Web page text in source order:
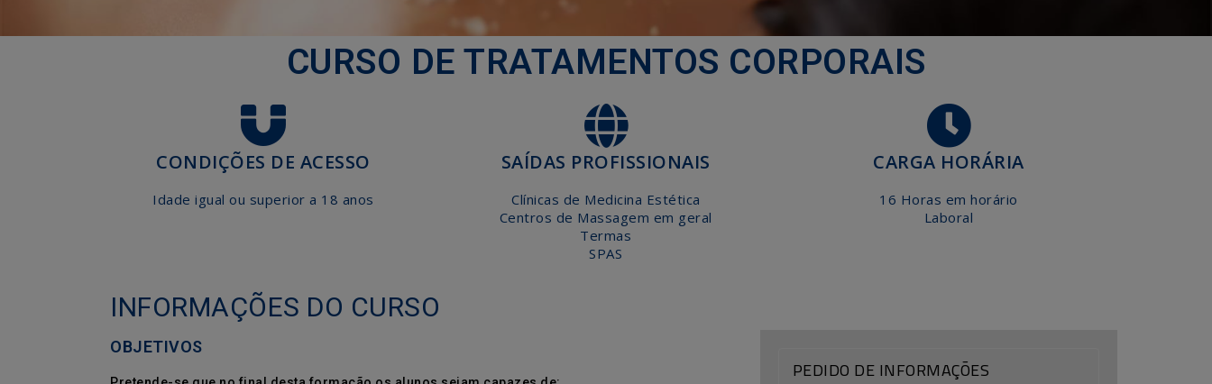
CURSO DE TRATAMENTOS CORPORAIS
CONDIÇÕES DE ACESSO
Idade igual ou superior a 18 anos
SAÍDAS PROFISSIONAIS
Clínicas de Medicina Estética
Centros de Massagem em geral
Termas
SPAS
CARGA HORÁRIA
16 Horas em horário
Laboral
INFORMAÇÕES DO CURSO
OBJETIVOS
PEDIDO DE INFORMAÇÕES